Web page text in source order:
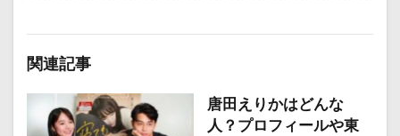
関連記事
唐田えりかはどんな
人？プロフィールや東